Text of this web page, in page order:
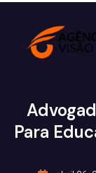
Para